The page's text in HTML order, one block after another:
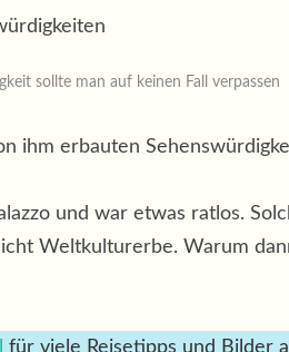
sollte man auf keinen Fall verpassen
ihm erbauten
und war etwas ratlos.
Weltkulturerbe. Warum
für viele Reisetipps und Bilder